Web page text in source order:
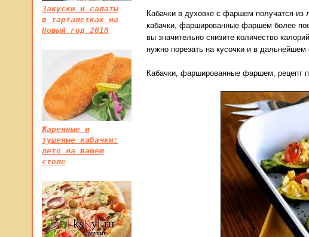
Кабачки в духовке с фаршем получатся из
кабачки, фаршированные фаршем более
вы значительно снизите количество
нужно порезать на кусочки и в дальнейшем
Кабачки, фаршированные фаршем, рецепт
Закуски и салаты
в тарталетках на
Новый год 2018
Жаренные и
тушеные кабачки:
лето на вашем
столе